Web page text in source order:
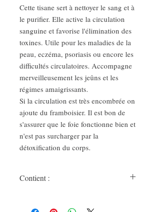
Cette tisane sert à nettoyer le sang et à
le purifier. Elle active la circulation
sanguine et favorise l'élimination des
toxines. Utile pour les maladies de la
peau, eczéma, psoriasis ou encore les
difficultés circulatoires. Accompagne
merveilleusement les jeûns et les
régimes amaigrissants.
Si la circulation est très encombrée on
ajoute du framboisier. Il est bon de
s'assurer que le foie fonctionne bien et
n'est pas surcharger par la
détoxification du corps.
Contient :
de pissenlit et trèfle rouge.